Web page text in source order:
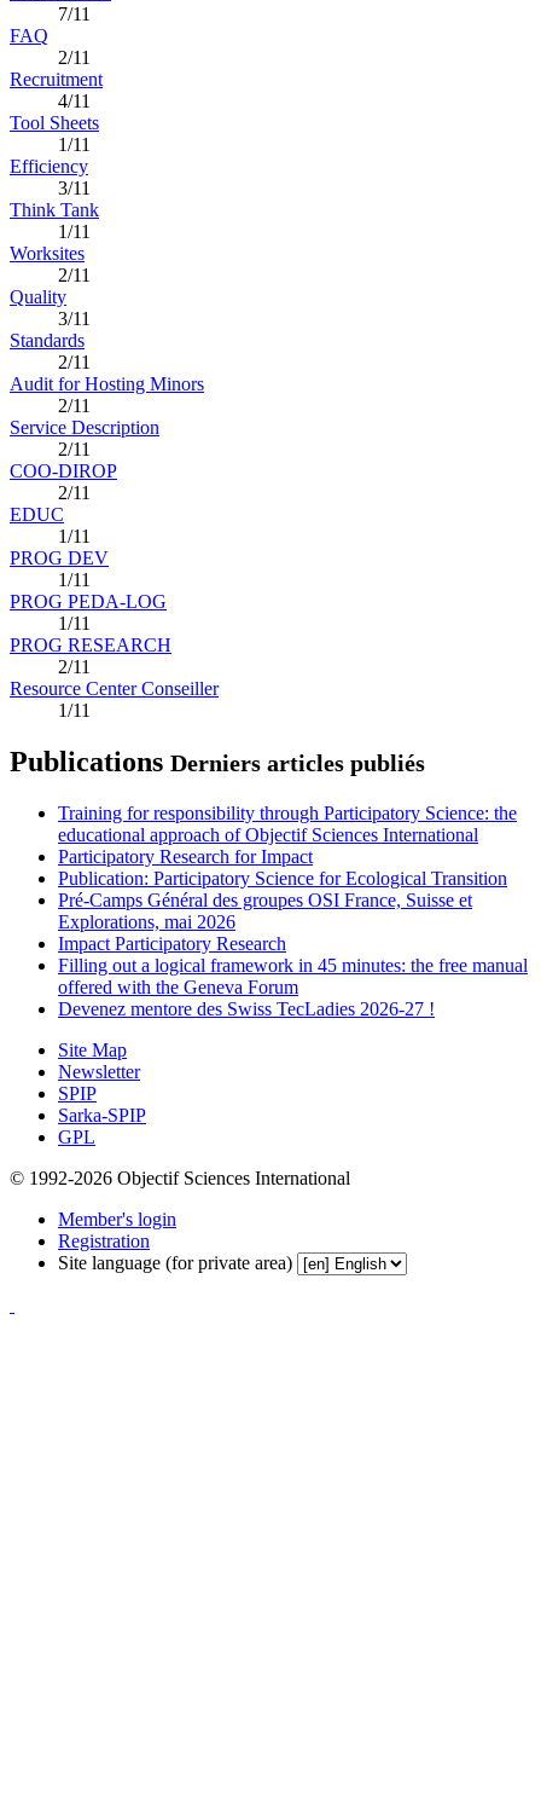
7/11
FAQ
2/11
Recruitment
4/11
Tool Sheets
1/11
Efficiency
3/11
Think Tank
1/11
Worksites
2/11
Quality
3/11
Standards
2/11
Audit for Hosting Minors
2/11
Service Description
2/11
COO-DIROP
2/11
EDUC
1/11
PROG DEV
1/11
PROG PEDA-LOG
1/11
PROG RESEARCH
2/11
Resource Center Conseiller
1/11
Publications Derniers articles publiés
Training for responsibility through Participatory Science: the
educational approach of Objectif Sciences International
Participatory Research for Impact
Publication: Participatory Science for Ecological Transition
Pré-Camps Général des groupes OSI France, Suisse et
Explorations, mai 2026
Impact Participatory Research
Filling out a logical framework in 45 minutes: the free manual
offered with the Geneva Forum
Devenez mentore des Swiss TecLadies 2026-27 !
Site Map
Newsletter
SPIP
Sarka-SPIP
GPL
© 1992-2026 Objectif Sciences International
Member's login
Registration
Site language (for private area)